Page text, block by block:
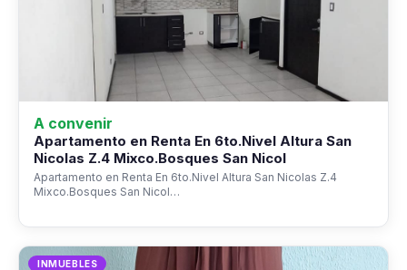
A convenir
Apartamento en Renta En 6to.Nivel Altura San
Nicolas Z.4 Mixco.Bosques San Nicol
Apartamento en Renta En 6to.Nivel Altura San Nicolas Z.4
Mixco.Bosques San Nicol…
INMUEBLES